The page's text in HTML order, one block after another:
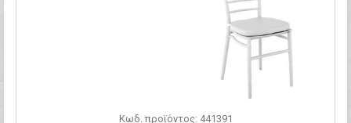
Κωδ. προϊόντος: 441391